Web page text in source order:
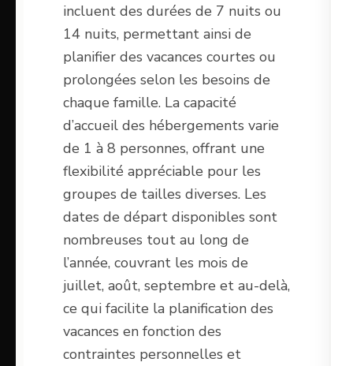
incluent des durées de 7 nuits ou
14 nuits, permettant ainsi de
planifier des vacances courtes ou
prolongées selon les besoins de
chaque famille. La capacité
d’accueil des hébergements varie
de 1 à 8 personnes, offrant une
flexibilité appréciable pour les
groupes de tailles diverses. Les
dates de départ disponibles sont
nombreuses tout au long de
l’année, couvrant les mois de
juillet, août, septembre et au-delà,
ce qui facilite la planification des
vacances en fonction des
contraintes personnelles et